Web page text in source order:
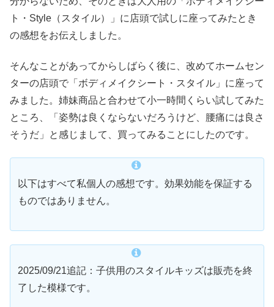
ト・Style（スタイル）」に店頭で試しに座ってみたとき
の感想をお伝えしました。
そんなことがあってからしばらく後に、改めてホームセン
ターの店頭で「ボディメイクシート・スタイル」に座って
みました。姉妹商品と合わせて小一時間くらい試してみた
ところ、「姿勢は良くならないだろうけど、腰痛には良さ
そうだ」と感じまして、買ってみることにしたのです。
以下はすべて私個人の感想です。効果効能を保証する
ものではありません。
2025/09/21追記：子供用のスタイルキッズは販売を終
了した模様です。